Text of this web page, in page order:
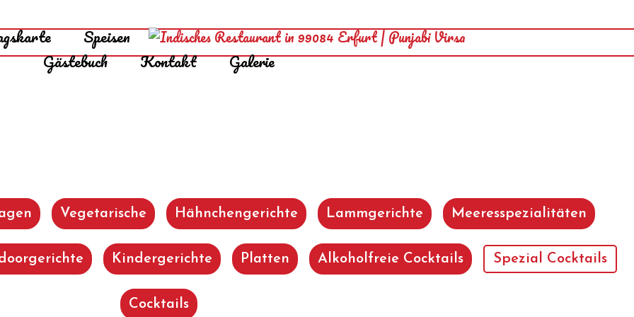
Speisen
Gästebuch
Kontakt Galerie
Vegetarische Hähnchengerichte Lammgerichte Meeresspezialitäten
Kindergerichte Platten Alkoholfreie Cocktails Spezial Cocktails
Cocktails